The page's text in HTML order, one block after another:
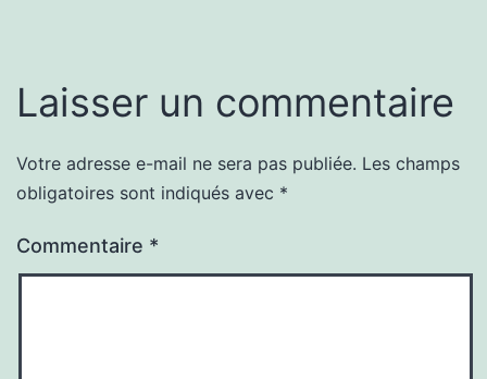
Laisser un commentaire
Votre adresse e-mail ne sera pas publiée. Les champs
obligatoires sont indiqués avec *
Commentaire *